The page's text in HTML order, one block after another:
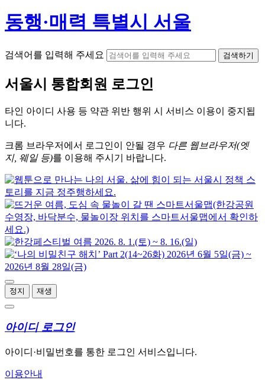
동행·매력 특별시 서울
검색어를 입력해 주세요 검색하기
서울시 통합회원 로그인
타인 아이디 사용 등 약관 위반 행위 시 서비스 이용이 중지됩
니다.
크롬 브라우저에서 로그인이 안될 경우 다른 웹브라우저(엣
지, 웨일 등)를 이용해 주시기 바랍니다.
정지 재생
아이디 로그인
아이디·비밀번호를 통한 로그인 서비스입니다.
이용안내